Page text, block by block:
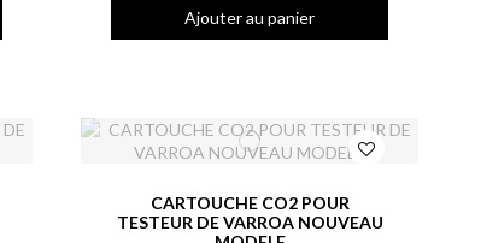
Ajouter au panier
CARTOUCHE CO2 POUR
TESTEUR DE VARROA NOUVEAU